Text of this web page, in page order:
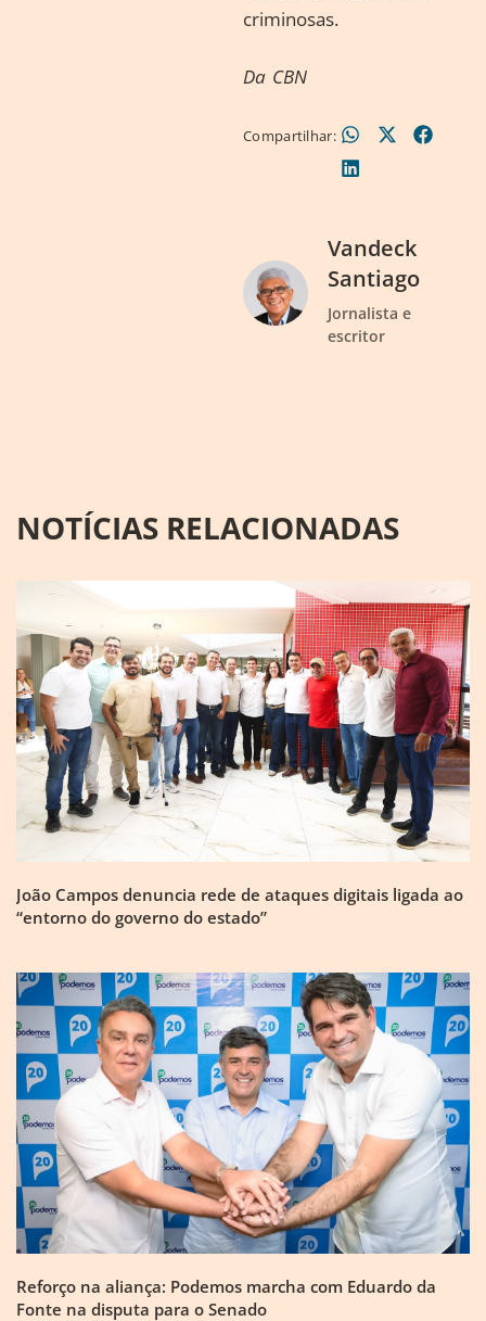
criminosas.
Da CBN
Compartilhar:
Vandeck
Santiago
Jornalista e
escritor
NOTÍCIAS RELACIONADAS
João Campos denuncia rede de ataques digitais ligada ao
“entorno do governo do estado”
Reforço na aliança: Podemos marcha com Eduardo da
Fonte na disputa para o Senado